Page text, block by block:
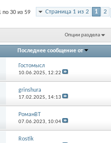
Страница 1 из 2 1 2
по 30 из 59
Опции раздела
Последнее сообщение от
Гостомысл
10.06.2025, 12:22
grinshura
17.02.2025, 14:13
РоманВТ
07.06.2023, 10:04
Rostik